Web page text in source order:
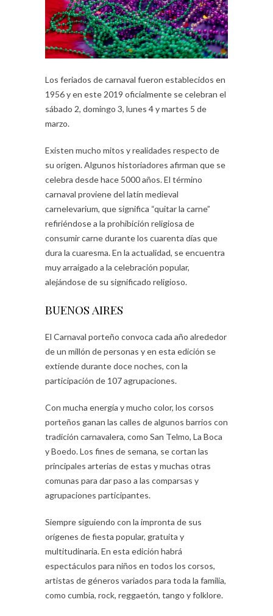
Los feriados de carnaval fueron establecidos en
1956 y en este 2019 oficialmente se celebran el
sábado 2, domingo 3, lunes 4 y martes 5 de
marzo.
Existen mucho mitos y realidades respecto de
su origen. Algunos historiadores afirman que se
celebra desde hace 5000 años. El término
carnaval proviene del latín medieval
carnelevarium, que significa “quitar la carne”
refiriéndose a la prohibición religiosa de
consumir carne durante los cuarenta días que
dura la cuaresma. En la actualidad, se encuentra
muy arraigado a la celebración popular,
alejándose de su significado religioso.
BUENOS AIRES
El Carnaval porteño convoca cada año alrededor
de un millón de personas y en esta edición se
extiende durante doce noches, con la
participación de 107 agrupaciones.
Con mucha energía y mucho color, los corsos
porteños ganan las calles de algunos barrios con
tradición carnavalera, como San Telmo, La Boca
y Boedo. Los fines de semana, se cortan las
principales arterias de estas y muchas otras
comunas para dar paso a las comparsas y
agrupaciones participantes.
Siempre siguiendo con la impronta de sus
orígenes de fiesta popular, gratuita y
multitudinaria. En esta edición habrá
espectáculos para niños en todos los corsos,
artistas de géneros variados para toda la familia,
como cumbia, rock, reggaetón, tango y folklore.